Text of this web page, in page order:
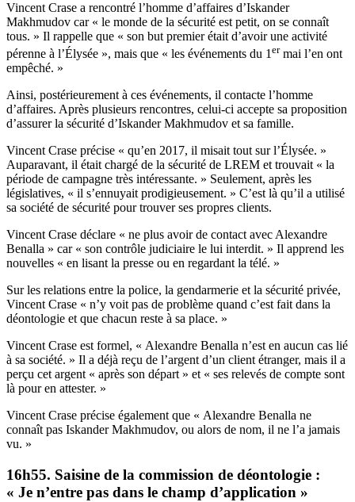
Vincent Crase a rencontré l’homme d’affaires d’Iskander
Makhmudov car « le monde de la sécurité est petit, on se connaît
tous. » Il rappelle que « son but premier était d’avoir une activité
pérenne à l’Élysée », mais que « les événements du 1ermai l’en ont
empêché. »
Ainsi, postérieurement à ces événements, il contacte l’homme
d’affaires. Après plusieurs rencontres, celui-ci accepte sa proposition
d’assurer la sécurité d’Iskander Makhmudov et sa famille.
Vincent Crase précise « qu’en 2017, il misait tout sur l’Élysée. »
Auparavant, il était chargé de la sécurité de LREM et trouvait « la
période de campagne très intéressante. » Seulement, après les
législatives, « il s’ennuyait prodigieusement. » C’est là qu’il a utilisé
sa société de sécurité pour trouver ses propres clients.
Vincent Crase déclare « ne plus avoir de contact avec Alexandre
Benalla » car « son contrôle judiciaire le lui interdit. » Il apprend les
nouvelles « en lisant la presse ou en regardant la télé. »
Sur les relations entre la police, la gendarmerie et la sécurité privée,
Vincent Crase « n’y voit pas de problème quand c’est fait dans la
déontologie et que chacun reste à sa place. »
Vincent Crase est formel, « Alexandre Benalla n’est en aucun cas lié
à sa société. » Il a déjà reçu de l’argent d’un client étranger, mais il a
perçu cet argent « après son départ » et « ses relevés de compte sont
là pour en attester. »
Vincent Crase précise également que « Alexandre Benalla ne
connaît pas Iskander Makhmudov, ou alors de nom, il ne l’a jamais
vu. »
16h55. Saisine de la commission de déontologie :
« Je n’entre pas dans le champ d’application »